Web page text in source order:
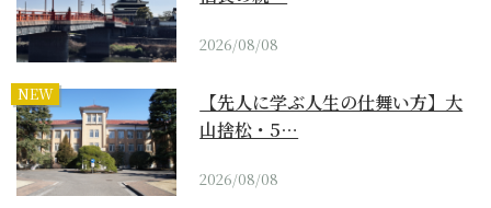
2026/08/08
NEW
【先人に学ぶ人生の仕舞い方】大
山捨松・5…
2026/08/08